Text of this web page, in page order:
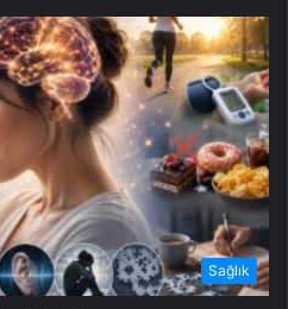
Sağlık